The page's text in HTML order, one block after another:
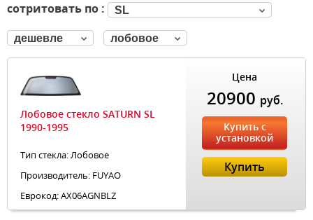
сотритовать по : SL
дешевле лобовое
Лобовое стекло SATURN SL
1990-1995
Тип стекла: Лобовое
Производитель: FUYAO
Еврокод: AX06AGNBLZ
Цена
20900 руб.
Купить с
установкой
Купить